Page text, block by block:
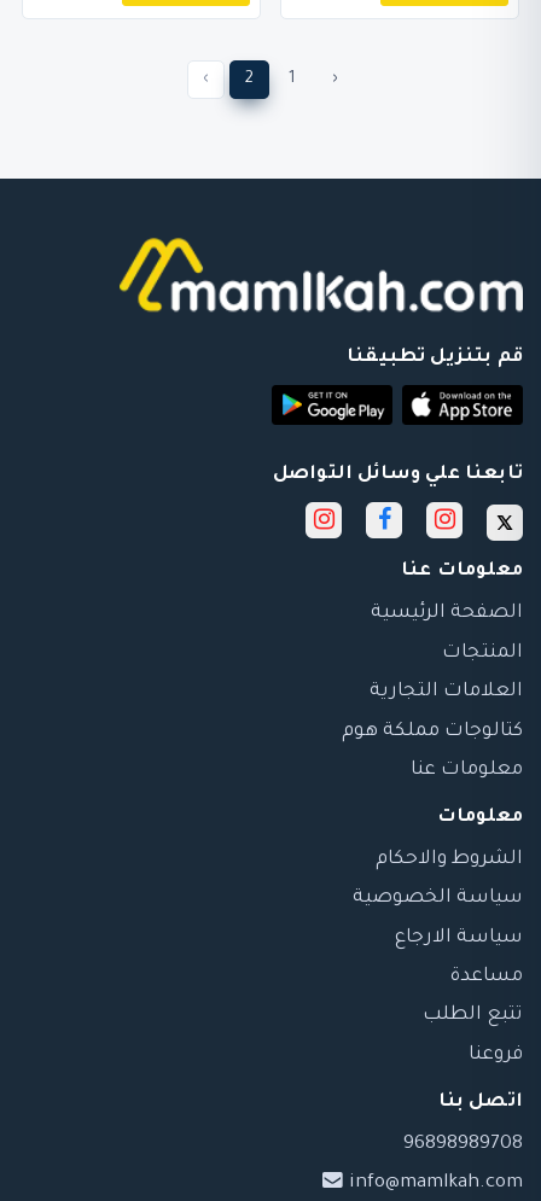
‹
1
2
›
قم بتنزيل تطبيقنا
تابعنا علي وسائل التواصل
معلومات عنا
الصفحة الرئيسية
المنتجات
العلامات التجارية
كتالوجات مملكة هوم
معلومات عنا
معلومات
الشروط والاحكام
سياسة الخصوصية
سياسة الارجاع
مساعدة
تتبع الطلب
فروعنا
اتصل بنا
96898989708
info@mamlkah.com